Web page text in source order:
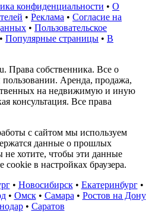
конфиденциальности • О
• Реклама • Согласие на
• Пользовательское
• Популярные страницы • В
Права собственника. Все о
Аренда, продажа,
на недвижимую и иную
консультация. Все права
с сайтом мы используем
данные о прошлых
хотите, чтобы эти данные
cookie в настройках браузера.
• Новосибирск• Екатеринбург•
• Омск• Самара • Ростов на Дону
• Саратов